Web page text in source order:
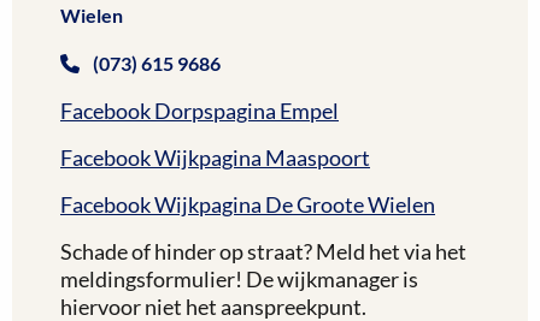
Wielen
(073) 615 9686
Facebook Dorpspagina Empel
Facebook Wijkpagina Maaspoort
Facebook Wijkpagina De Groote Wielen
Schade of hinder op straat? Meld het via het
meldingsformulier! De wijkmanager is
hiervoor niet het aanspreekpunt.